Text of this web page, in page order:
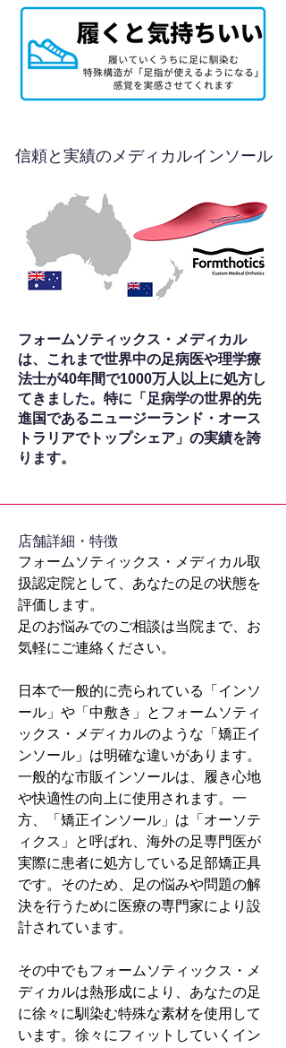
信頼と実績のメディカルインソール
フォームソティックス・メディカル
は、これまで世界中の足病医や理学療
法士が40年間で1000万人以上に処方し
てきました。特に「足病学の世界的先
進国であるニュージーランド・オース
トラリアでトップシェア」の実績を誇
ります。
​店舗詳細・特徴
フォームソティックス・メディカル取
扱認定院として、あなたの足の状態を
評価します。
足のお悩みでのご相談は当院まで、お
気軽にご連絡ください。
日本で一般的に売られている「インソ
ール」や「中敷き」とフォームソティ
ックス・メディカルのような「矯正イ
ンソール」は明確な違いがあります。
一般的な市販インソールは、履き心地
や快適性の向上に使用されます。一
方、「矯正インソール」は「オーソテ
ィクス」と呼ばれ、海外の足専門医が
実際に患者に処方している足部矯正具
です。そのため、足の悩みや問題の解
決を行うために医療の専門家により設
計されています。
その中でもフォームソティックス・メ
ディカルは熱形成により、あなたの足
に徐々に馴染む特殊な素材を使用して
います。徐々にフィットしていくイン